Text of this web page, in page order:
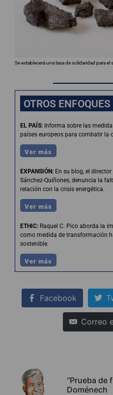
Se establecerá una tasa de solidaridad para
OTROS ENFOQUES
EL PAÍS: Informa sobre las
países europeos para combatir la
Ver más
EXPANSIÓN: En su blog, el
Sánchez-Quiñones, denuncia la
relación con la crisis energética.
Ver más
ETHIC: Raquel C. Pico aborda la
como medida de transformación
sostenible.
Ver más
Facebook
Correo
“Prueba de
Doménech